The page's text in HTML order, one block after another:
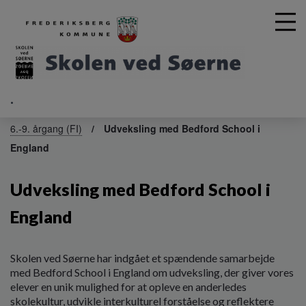
.
6.-9. årgang (FI)
Udveksling med Bedford School i
England
Udveksling med Bedford School i
England
Skolen ved Søerne har indgået et spændende samarbejde
med Bedford School i England om udveksling, der giver vores
elever en unik mulighed for at opleve en anderledes
skolekultur, udvikle interkulturel forståelse og reflektere